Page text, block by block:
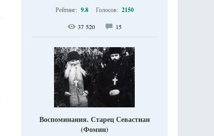
Рейтинг: 9.8 Голосов: 2150
37 520 15
Воспоминания. Старец Севастиан
(Фомин)